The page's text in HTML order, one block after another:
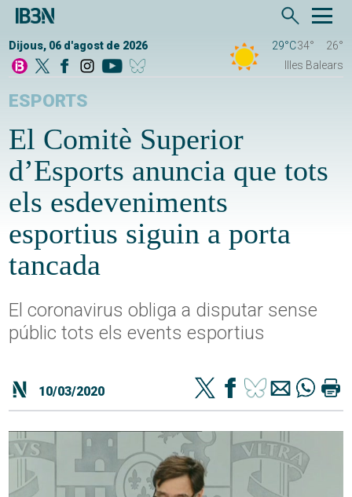
Dijous, 06 d'agost de 2026 29°C34°
26°
Illes Balears
ESPORTS
El Comitè Superior
d’Esports anuncia que tots
els esdeveniments
esportius siguin a porta
tancada
El coronavirus obliga a disputar sense
públic tots els events esportius
10/03/2020